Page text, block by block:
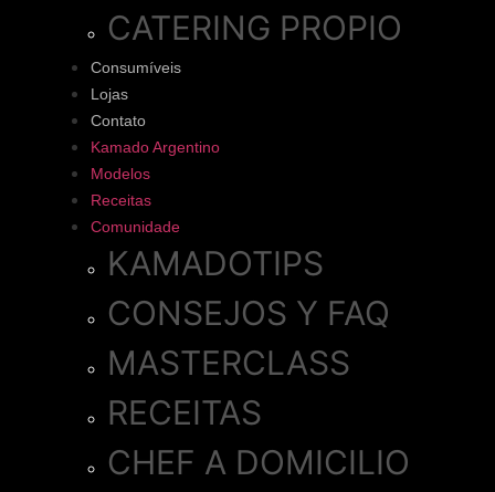
CATERING PROPIO
Consumíveis
Lojas
Contato
Kamado Argentino
Modelos
Receitas
Comunidade
KAMADOTIPS
CONSEJOS Y FAQ
MASTERCLASS
RECEITAS
CHEF A DOMICILIO